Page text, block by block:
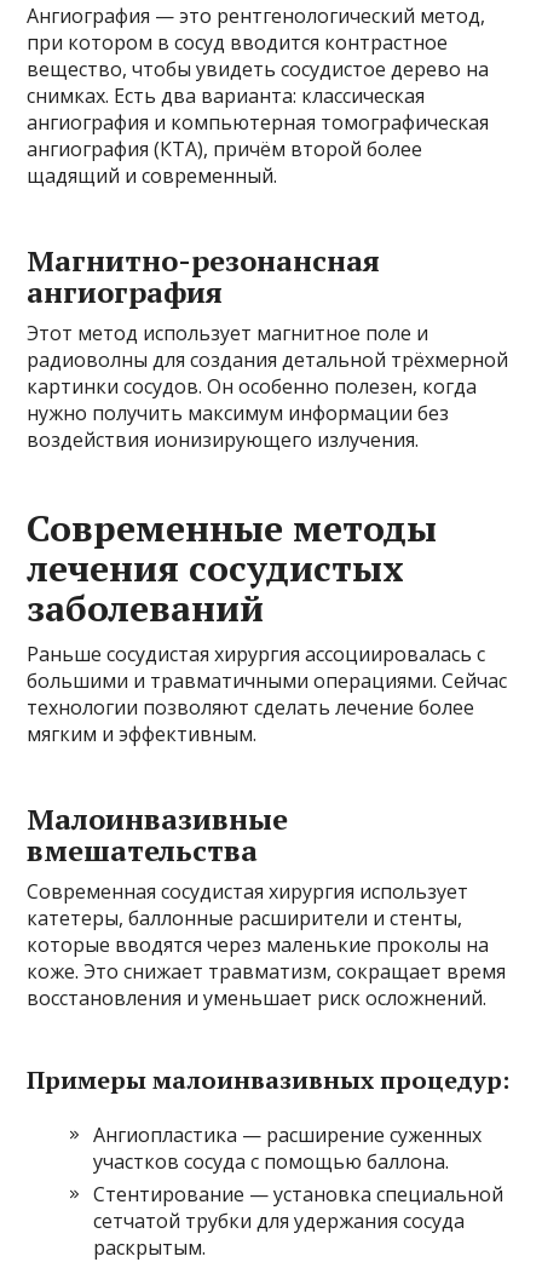
Ангиография — это рентгенологический метод,
при котором в сосуд вводится контрастное
вещество, чтобы увидеть сосудистое дерево на
снимках. Есть два варианта: классическая
ангиография и компьютерная томографическая
ангиография (КТА), причём второй более
щадящий и современный.
Магнитно-резонансная
ангиография
Этот метод использует магнитное поле и
радиоволны для создания детальной трёхмерной
картинки сосудов. Он особенно полезен, когда
нужно получить максимум информации без
воздействия ионизирующего излучения.
Современные методы
лечения сосудистых
заболеваний
Раньше сосудистая хирургия ассоциировалась с
большими и травматичными операциями. Сейчас
технологии позволяют сделать лечение более
мягким и эффективным.
Малоинвазивные
вмешательства
Современная сосудистая хирургия использует
катетеры, баллонные расширители и стенты,
которые вводятся через маленькие проколы на
коже. Это снижает травматизм, сокращает время
восстановления и уменьшает риск осложнений.
Примеры малоинвазивных процедур:
Ангиопластика — расширение суженных
участков сосуда с помощью баллона.
Стентирование — установка специальной
сетчатой трубки для удержания сосуда
раскрытым.